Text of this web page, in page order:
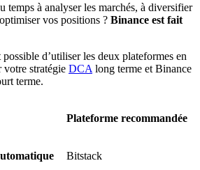
temps à analyser les marchés, à diversifier
vos positions ? Binance est fait
d’utiliser les deux plateformes en
stratégie DCA long terme et Binance
terme.
Plateforme recommandée
Bitstack